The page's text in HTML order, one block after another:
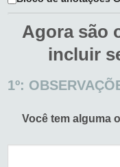
Agora são
incluir
1º:
Você tem alguma